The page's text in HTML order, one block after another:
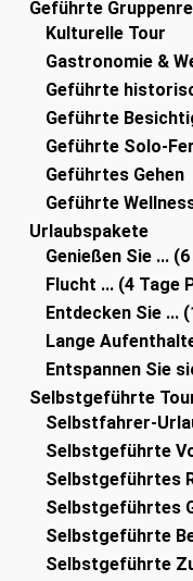
Geführte
Kulturelle Tour
Gastronomie &
Geführte
Geführte
Geführte Solo-
Geführtes Gehen
Geführte
Urlaubspakete
Genießen Sie ...
Flucht ... (4 Tage
Entdecken Sie ...
Lange
Entspannen Sie
Selbstgeführte
Selbstfahrer-
Selbstgeführte
Selbstgeführtes
Selbstgeführtes
Selbstgeführte
Selbstgeführte